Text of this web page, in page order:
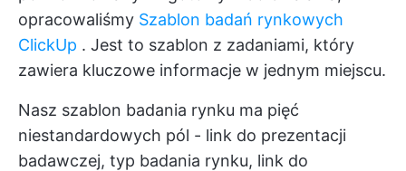
opracowaliśmy Szablon badań rynkowych
ClickUp . Jest to szablon z zadaniami, który
zawiera kluczowe informacje w jednym miejscu.
Nasz szablon badania rynku ma pięć
niestandardowych pól - link do prezentacji
badawczej, typ badania rynku, link do